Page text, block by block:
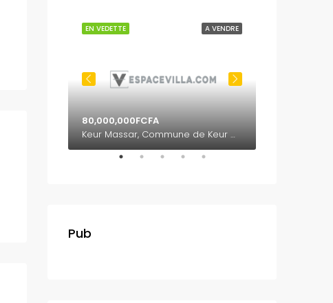
A VENDRE
EN VEDETTE
80,000,000FCFA
Keur Massar, Commune de Keur Massar Nord, Arrondissement de Malika, Département de Keur Massar, Région de Dakar, 17000, Sénégal
Pub